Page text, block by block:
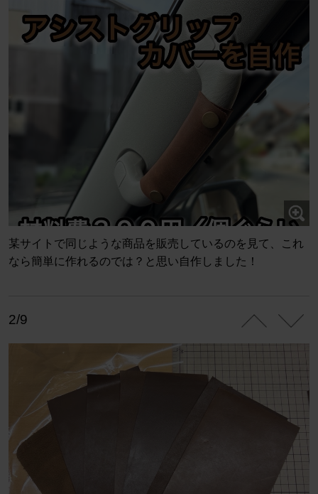
某サイトで同じような商品を販売しているのを見て、これ
なら簡単に作れるのでは？と思い自作しました！
2/9